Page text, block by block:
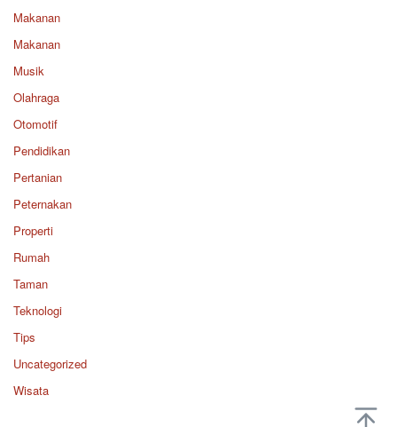
Makanan
Makanan
Musik
Olahraga
Otomotif
Pendidikan
Pertanian
Peternakan
Properti
Rumah
Taman
Teknologi
Tips
Uncategorized
Wisata